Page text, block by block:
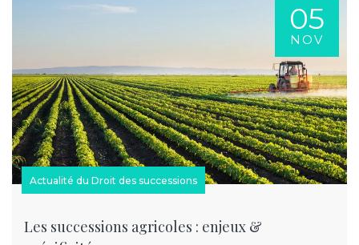
05
NOV
Actualité du Droit des successions
Les successions agricoles : enjeux &